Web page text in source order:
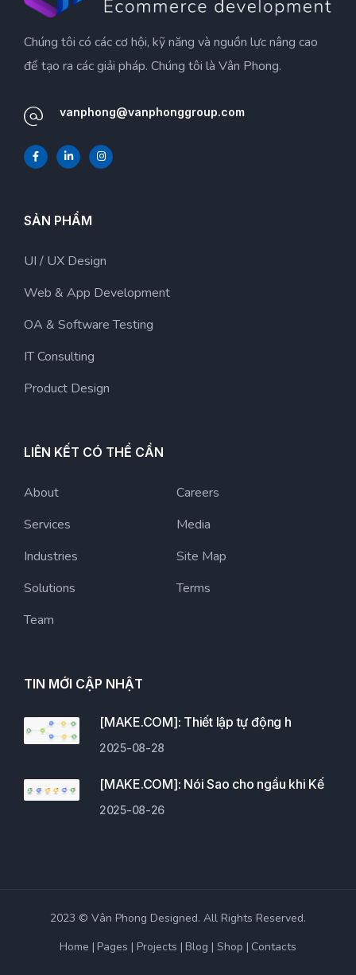
Chúng tôi có các cơ hội, kỹ năng và nguồn lực nâng cao
để tạo ra các giải pháp. Chúng tôi là Vân Phong.
vanphong@vanphonggroup.com
SẢN PHẨM
UI / UX Design
Web & App Development
OA & Software Testing
IT Consulting
Product Design
LIÊN KẾT CÓ THỂ CẦN
About
Services
Industries
Solutions
Team
Careers
Media
Site Map
Terms
TIN MỚI CẬP NHẬT
[MAKE.COM]: Thiết lập tự động h
2025-08-28
[MAKE.COM]: Nói Sao cho ngầu khi Kế
2025-08-26
2023 © Vân Phong Designed. All Rights Reserved.
Home
Pages Projects Blog Shop Contacts